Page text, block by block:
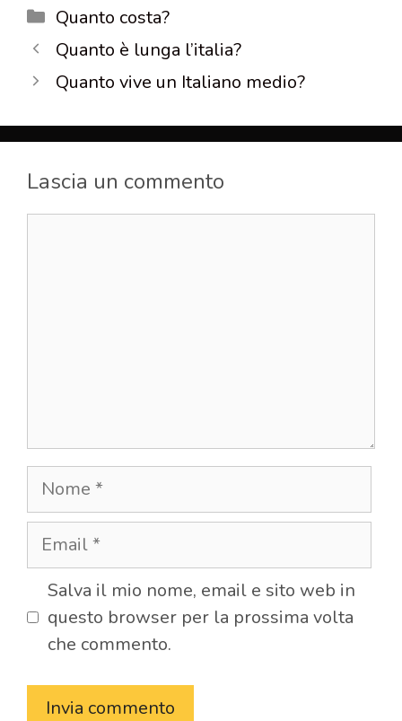
Categorie
Quanto costa?
Quanto è lunga l’italia?
Quanto vive un Italiano medio?
Lascia un commento
Nome
Email
Salva il mio nome, email e sito web in
questo browser per la prossima volta
che commento.